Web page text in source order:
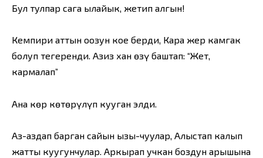
Бул тулпар сага ылайык, жетип алгын!
Кемпири аттын оозун кое берди, Кара жер камгак
болуп тегеренди. Азиз хан өзү баштап: “Жет,
кармалап”
Ана көр көтөрүлүп кууган элди.
Аз-аздап барган сайын ызы-чуулар, Алыстап калып
жатты куугунчулар. Аркырап учкан боздун арышына